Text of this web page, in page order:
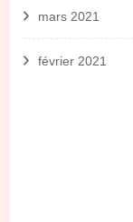
mars 2021
février 2021